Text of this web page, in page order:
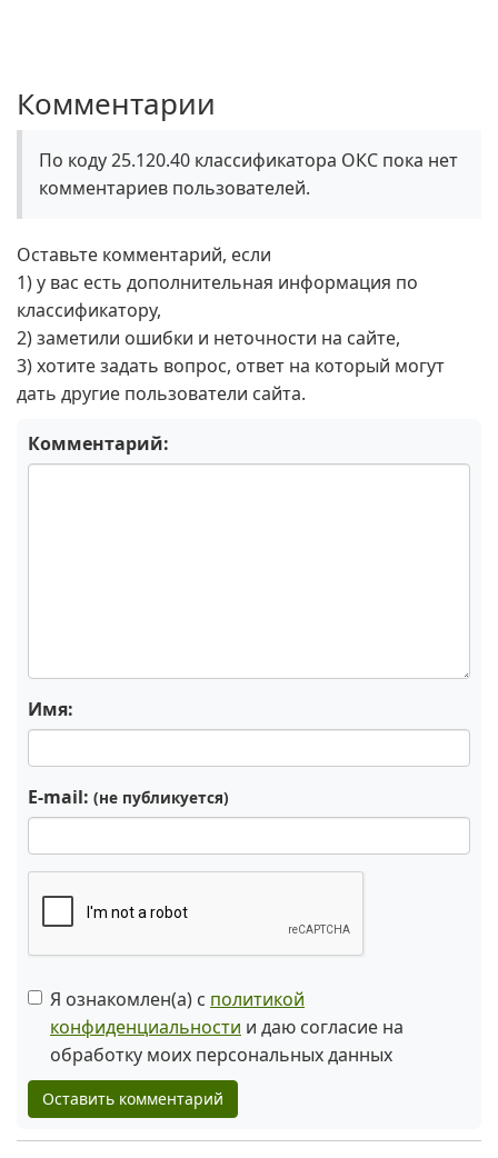
Комментарии
По коду 25.120.40 классификатора ОКС пока нет
комментариев пользователей.
Оставьте комментарий, если
1) у вас есть дополнительная информация по
классификатору,
2) заметили ошибки и неточности на сайте,
3) хотите задать вопрос, ответ на который могут
дать другие пользователи сайта.
Комментарий:
Имя:
E-mail: (не публикуется)
Я ознакомлен(а) с политикой
конфиденциальности и даю согласие на
обработку моих персональных данных
Оставить комментарий